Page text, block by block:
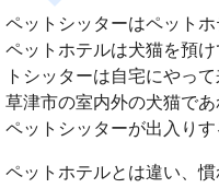
ペットシッターはペット
ペットホテルは犬猫を預
トシッターは自宅にやっ
草津市の室内外の犬猫で
ペットシッターが出入りす
ペットホテルとは違い、